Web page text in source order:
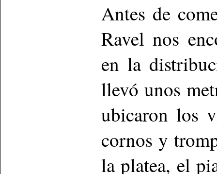
Antes de
Ravel nos
en la
llevó unos
ubicaron los
cornos y
la platea, el